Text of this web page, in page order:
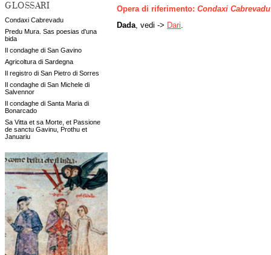
GLOSSARI
Condaxi Cabrevadu
Predu Mura. Sas poesias d'una
bida
Il condaghe di San Gavino
Agricoltura di Sardegna
Il registro di San Pietro di Sorres
Il condaghe di San Michele di
Salvennor
Il condaghe di Santa Maria di
Bonarcado
Sa Vitta et sa Morte, et Passione
de sanctu Gavinu, Prothu et
Januariu
Opera di riferimento: Condaxi Cabrevadu
Dada , vedi -> Dari